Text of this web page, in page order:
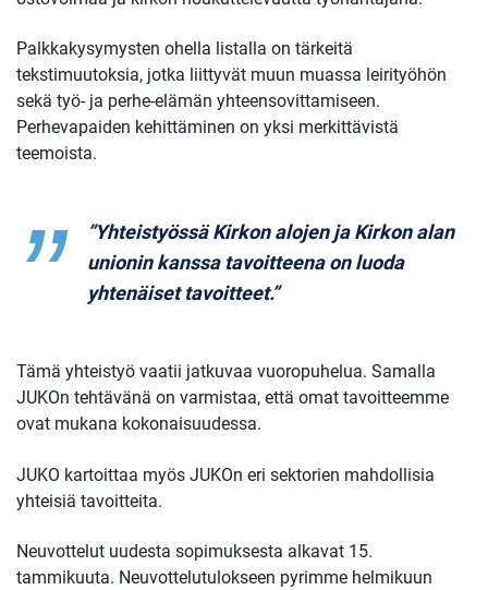
Palkkakysymysten ohella listalla on tärkeitä
tekstimuutoksia, jotka liittyvät muun muassa leirityöhön
sekä työ- ja perhe-elämän yhteensovittamiseen.
Perhevapaiden kehittäminen on yksi merkittävistä
teemoista.
”Yhteistyössä Kirkon alojen ja Kirkon alan
unionin kanssa tavoitteena on luoda
yhtenäiset tavoitteet.”
Tämä yhteistyö vaatii jatkuvaa vuoropuhelua. Samalla
JUKOn tehtävänä on varmistaa, että omat tavoitteemme
ovat mukana kokonaisuudessa.
JUKO kartoittaa myös JUKOn eri sektorien mahdollisia
yhteisiä tavoitteita.
Neuvottelut uudesta sopimuksesta alkavat 15.
tammikuuta. Neuvottelutulokseen pyrimme helmikuun